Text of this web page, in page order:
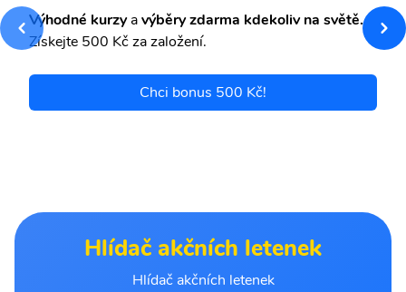
Výhodné kurzyavýběry zdarma kdekoliv na světě.
Získejte 500 Kč za založení.
Chci bonus 500 Kč!
Hlídač akčních letenek
Hlídač akčních letenek